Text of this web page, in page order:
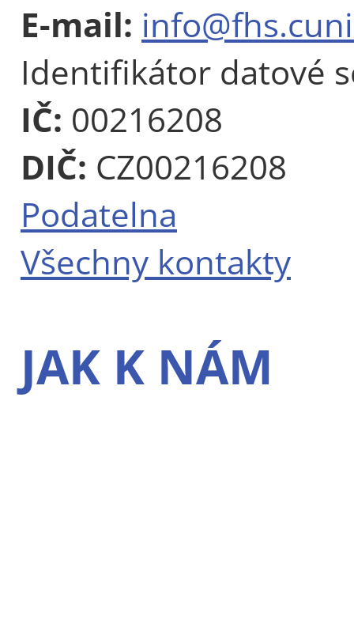
E-mail:
Identifikátor datové
IČ: 00216208
DIČ: CZ00216208
Podatelna
Všechny kontakty
JAK K NÁM